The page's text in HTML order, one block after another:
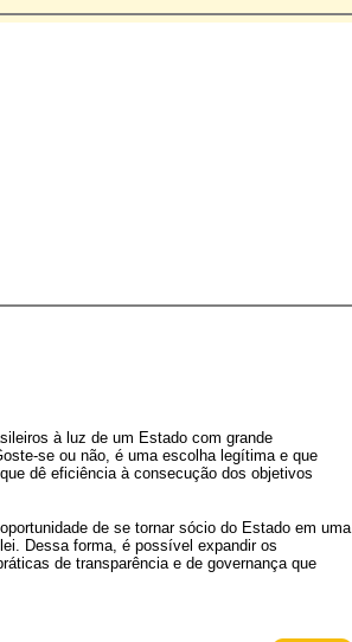
à luz de um Estado com grande
se ou não, é uma escolha legítima e que
dê eficiência à consecução dos objetivos
de se tornar sócio do Estado em uma
Dessa forma, é possível expandir os
de transparência e de governança que